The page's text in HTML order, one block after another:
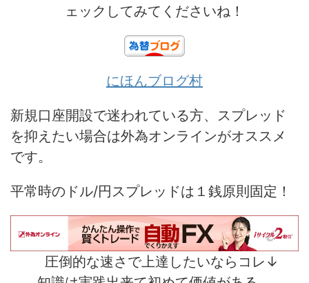
ェックしてみてくださいね！
にほんブログ村
新規口座開設で迷われている方、スプレッド
を抑えたい場合は外為オンラインがオススメ
です。
平常時のドル/円スプレッドは１銭原則固定！
圧倒的な速さで上達したいならコレ↓